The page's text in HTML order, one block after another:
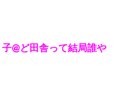
子@ど田舎って結局誰や